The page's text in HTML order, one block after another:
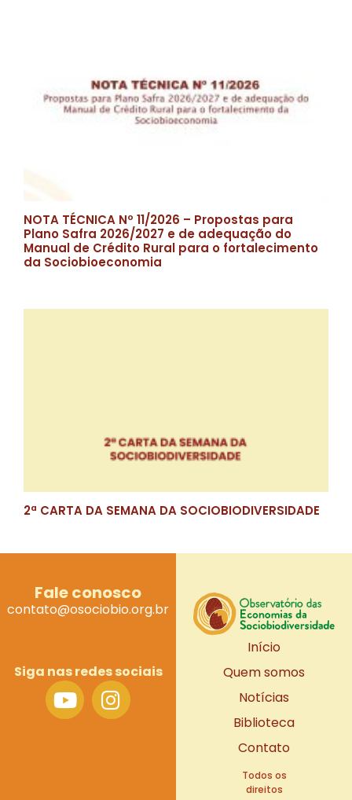
NOTA TÉCNICA Nº 11/2026 – Propostas para
Plano Safra 2026/2027 e de adequação do
Manual de Crédito Rural para o fortalecimento
da Sociobioeconomia
2ª CARTA DA SEMANA DA SOCIOBIODIVERSIDADE
Início
Quem somos
Notícias
Biblioteca
Contato
Todos os
direitos
Fale conosco
contato@osociobio.org.br
Siga nas redes sociais